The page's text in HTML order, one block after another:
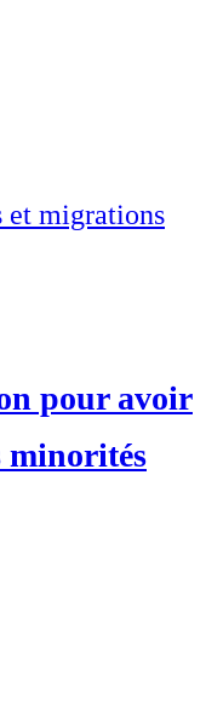
et migrations
pour avoir
minorités